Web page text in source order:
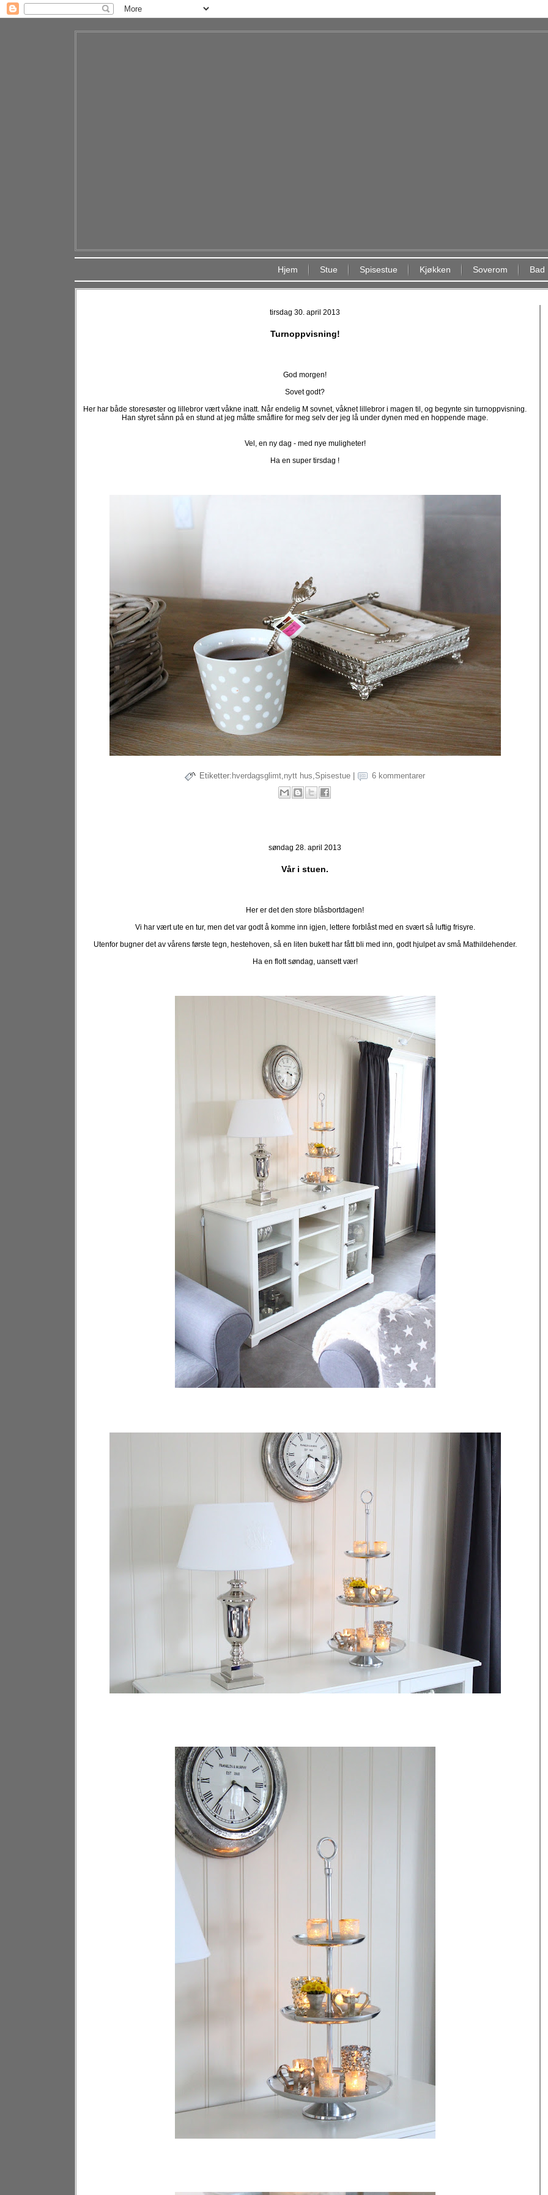
Hjem Stue Spisestue Kjøkken Soverom Bad
tirsdag 30. april 2013
Turnoppvisning!
God morgen!
Sovet godt?
Her har både storesøster og lillebror vært våkne inatt. Når endelig M sovnet, våknet lillebror i magen til, og begynte sin turnoppvisning.
Han styret sånn på en stund at jeg måtte småflire for meg selv der jeg lå under dynen med en hoppende mage.
Vel, en ny dag - med nye muligheter!
Ha en super tirsdag !
Etiketter: hverdagsglimt,nytt hus,Spisestue 6 kommentarer
søndag 28. april 2013
Vår i stuen.
Her er det den store blåsbortdagen!
Vi har vært ute en tur, men det var godt å komme inn igjen, lettere forblåst med en svært så luftig frisyre.
Utenfor bugner det av vårens første tegn, hestehoven, så en liten bukett har fått bli med inn, godt hjulpet av små Mathildehender.
Ha en flott søndag, uansett vær!